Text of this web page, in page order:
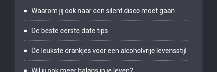
Waarom jij ook naar een silent disco moet gaan
De beste eerste date tips
De leukste drankjes voor een alcoholvrije levensstijl